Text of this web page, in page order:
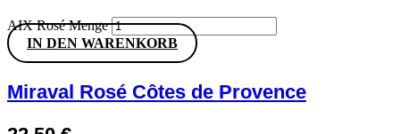
AIX Rosé Menge
IN DEN WARENKORB
Miraval Rosé Côtes de Provence